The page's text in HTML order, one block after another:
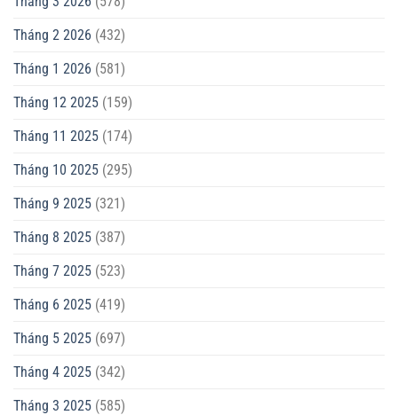
Tháng 2 2026 (432)
Tháng 1 2026 (581)
Tháng 12 2025 (159)
Tháng 11 2025 (174)
Tháng 10 2025 (295)
Tháng 9 2025 (321)
Tháng 8 2025 (387)
Tháng 7 2025 (523)
Tháng 6 2025 (419)
Tháng 5 2025 (697)
Tháng 4 2025 (342)
Tháng 3 2025 (585)